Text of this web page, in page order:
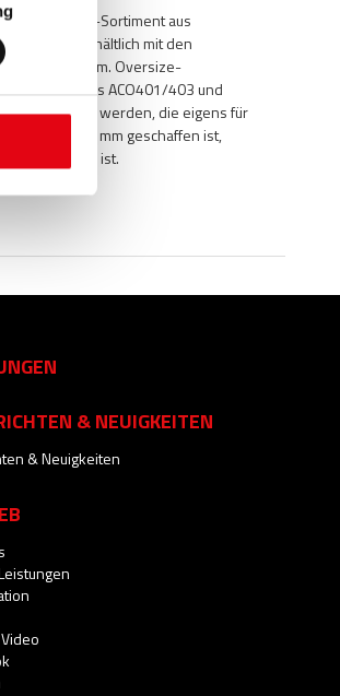
Pressfitting-Sortiment aus
AISI 316L, erhältlich mit den
und 168 mm. Oversize-
mit Novopress ACO401/403 und
verpresst werden, die eigens für
bis zu 168,3 mm geschaffen ist,
erforderlich ist.
& NEUIGKEITEN
& Neuigkeiten